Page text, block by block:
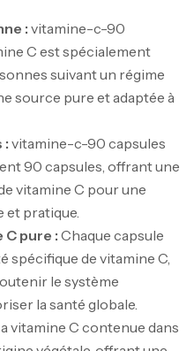
: vitamine-c-90
C est spécialement
suivant un régime
source pure et adaptée à
: vitamine-c-90 capsules
90 capsules, offrant une
vitamine C pour une
pratique.
pure : Chaque capsule
spécifique de vitamine C,
le système
la santé globale.
vitamine C contenue dans